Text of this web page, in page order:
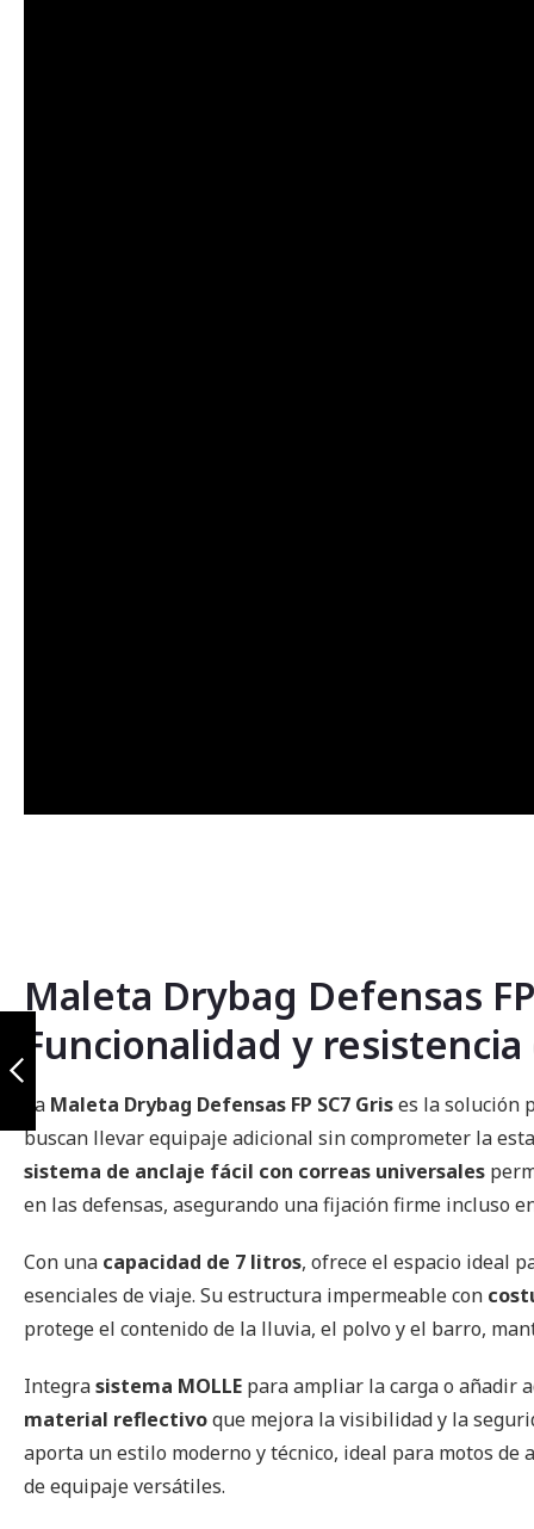
C25 Negro
Maleta Drybag Defensas FP
Funcionalidad y
La Maleta Drybag Defensas FP SC7 Grises la solución
buscan llevar equipaje adicional sin comprometer la
sistema de anclaje fácil con correas universales
en las defensas, asegurando una fijación firme incluso
Con una capacidad de 7 litros, ofrece el espacio ideal
esenciales de viaje. Su estructura impermeable con
protege el contenido de la lluvia, el polvo y el barro,
Integrasistema MOLLE para ampliar la carga o añadir
material reflectivoque mejora la visibilidad y la
aporta un estilo moderno y técnico, ideal para motos de
de equipaje versátiles.